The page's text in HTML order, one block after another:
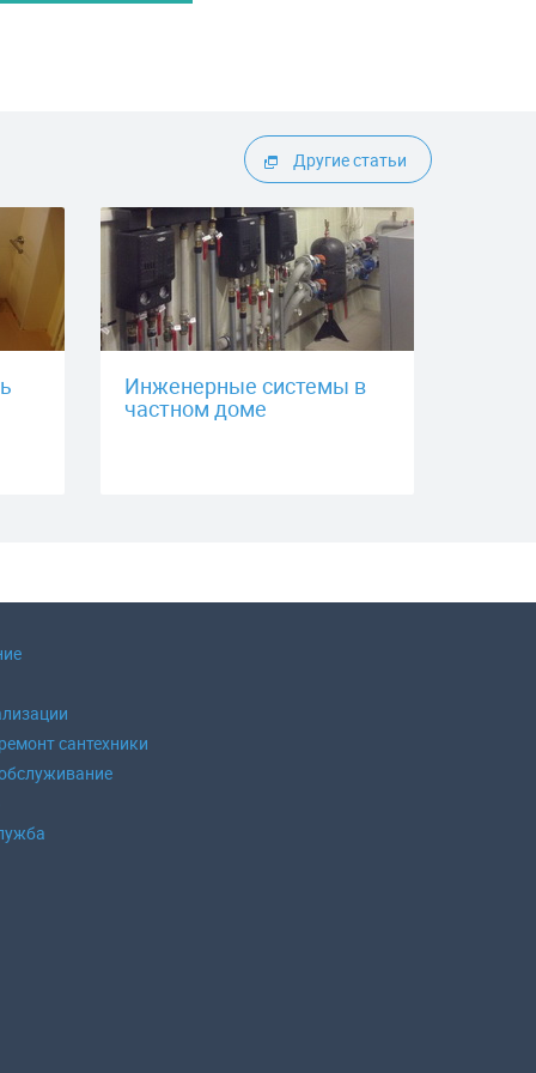
Другие статьи
Инженерные системы в
частном доме
сантехники